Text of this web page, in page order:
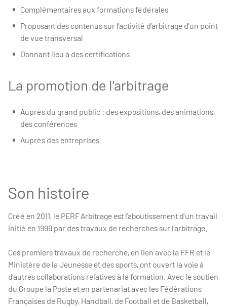
Complémentaires aux formations fédérales
Proposant des contenus sur l’activité d’arbitrage d’un point
de vue transversal
Donnant lieu à des certifications
La promotion de l'arbitrage
Auprès du grand public : des expositions, des animations,
des conférences
Auprès des entreprises
Son histoire
Créé en 2011, le PERF Arbitrage est l’aboutissement d’un travail
initié en 1999 par des travaux de recherches sur l’arbitrage.
Ces premiers travaux de recherche, en lien avec la FFR et le
Ministère de la Jeunesse et des sports, ont ouvert la voie à
d’autres collaborations relatives à la formation. Avec le soutien
du Groupe la Poste et en partenariat avec les Fédérations
Françaises de Rugby, Handball, de Football et de Basketball,